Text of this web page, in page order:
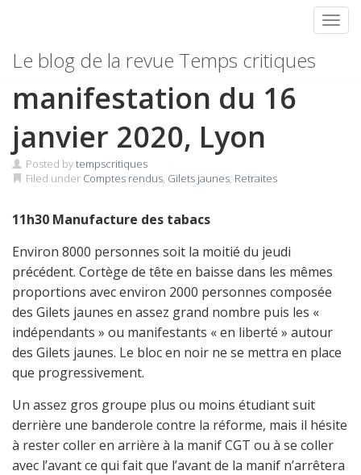
Le blog de la revue Temps critiques
Compte rendu de la
manifestation du 16
janvier 2020, Lyon
Posted bytempscritiques
Filed under Comptes rendus, Gilets jaunes, Retraites
11h30 Manufacture des tabacs
Environ 8000 personnes soit la moitié du jeudi
précédent. Cortège de tête en baisse dans les mêmes
proportions avec environ 2000 personnes composée
des Gilets jaunes en assez grand nombre puis les «
indépendants » ou manifestants « en liberté » autour
des Gilets jaunes. Le bloc en noir ne se mettra en place
que progressivement.
Un assez gros groupe plus ou moins étudiant suit
derrière une banderole contre la réforme, mais il hésite
à rester coller en arrière à la manif CGT ou à se coller
avec l’avant ce qui fait que l’avant de la manif n’arrêtera